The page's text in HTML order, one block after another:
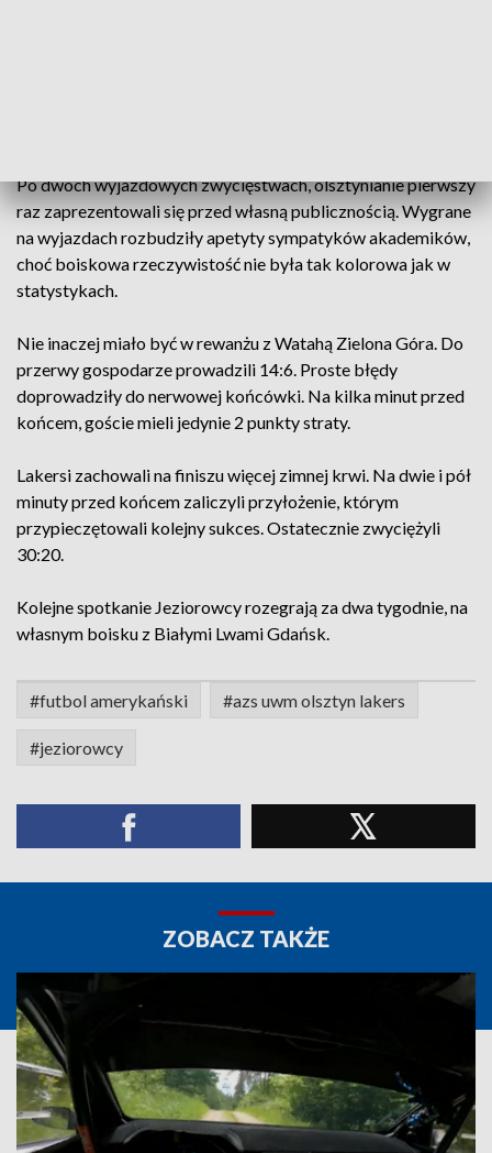
Po dwóch wyjazdowych zwycięstwach, olsztynianie pierwszy
raz zaprezentowali się przed własną publicznością. Wygrane
na wyjazdach rozbudziły apetyty sympatyków akademików,
choć boiskowa rzeczywistość nie była tak kolorowa jak w
statystykach.
Nie inaczej miało być w rewanżu z Watahą Zielona Góra. Do
przerwy gospodarze prowadzili 14:6. Proste błędy
doprowadziły do nerwowej końcówki. Na kilka minut przed
końcem, goście mieli jedynie 2 punkty straty.
Lakersi zachowali na finiszu więcej zimnej krwi. Na dwie i pół
minuty przed końcem zaliczyli przyłożenie, którym
przypieczętowali kolejny sukces. Ostatecznie zwyciężyli
30:20.
Kolejne spotkanie Jeziorowcy rozegrają za dwa tygodnie, na
własnym boisku z Białymi Lwami Gdańsk.
#futbol amerykański #azs uwm olsztyn lakers
#jeziorowcy
ZOBACZ TAKŻE